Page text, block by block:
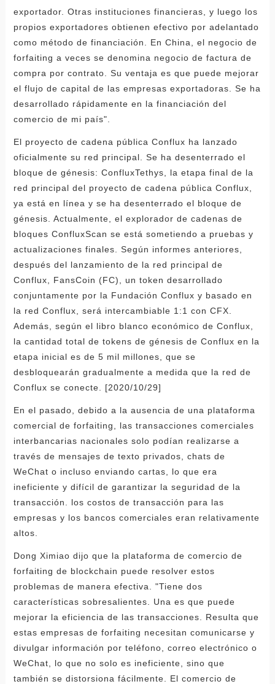
exportador. Otras instituciones financieras, y luego los
propios exportadores obtienen efectivo por adelantado
como método de financiación. En China, el negocio de
forfaiting a veces se denomina negocio de factura de
compra por contrato. Su ventaja es que puede mejorar
el flujo de capital de las empresas exportadoras. Se ha
desarrollado rápidamente en la financiación del
comercio de mi país".
El proyecto de cadena pública Conflux ha lanzado
oficialmente su red principal. Se ha desenterrado el
bloque de génesis: ConfluxTethys, la etapa final de la
red principal del proyecto de cadena pública Conflux,
ya está en línea y se ha desenterrado el bloque de
génesis. Actualmente, el explorador de cadenas de
bloques ConfluxScan se está sometiendo a pruebas y
actualizaciones finales. Según informes anteriores,
después del lanzamiento de la red principal de
Conflux, FansCoin (FC), un token desarrollado
conjuntamente por la Fundación Conflux y basado en
la red Conflux, será intercambiable 1:1 con CFX.
Además, según el libro blanco económico de Conflux,
la cantidad total de tokens de génesis de Conflux en la
etapa inicial es de 5 mil millones, que se
desbloquearán gradualmente a medida que la red de
Conflux se conecte. [2020/10/29]
En el pasado, debido a la ausencia de una plataforma
comercial de forfaiting, las transacciones comerciales
interbancarias nacionales solo podían realizarse a
través de mensajes de texto privados, chats de
WeChat o incluso enviando cartas, lo que era
ineficiente y difícil de garantizar la seguridad de la
transacción. los costos de transacción para las
empresas y los bancos comerciales eran relativamente
altos.
Dong Ximiao dijo que la plataforma de comercio de
forfaiting de blockchain puede resolver estos
problemas de manera efectiva. "Tiene dos
características sobresalientes. Una es que puede
mejorar la eficiencia de las transacciones. Resulta que
estas empresas de forfaiting necesitan comunicarse y
divulgar información por teléfono, correo electrónico o
WeChat, lo que no solo es ineficiente, sino que
también se distorsiona fácilmente. El comercio de